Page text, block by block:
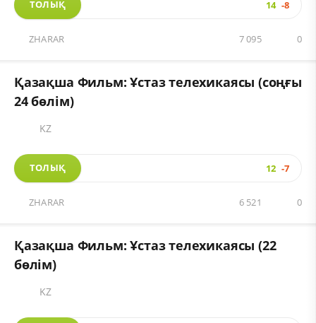
ТОЛЫҚ 14 -8
ZHARAR 0
7 095
Қазақша Фильм: Ұстаз телехикаясы (соңғы
24 бөлім)
KZ
ТОЛЫҚ 12 -7
ZHARAR 0
6 521
Қазақша Фильм: Ұстаз телехикаясы (22
бөлім)
KZ